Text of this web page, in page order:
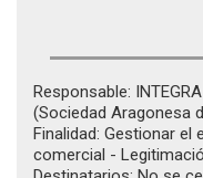
Responsable:
(Sociedad Aragonesa
Finalidad: Gestionar
comercial -